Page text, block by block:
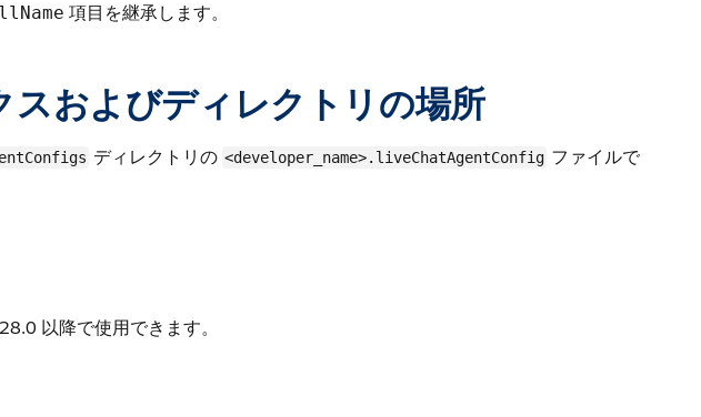
項目を継承します。
スおよびディレクトリの場所
ディレクトリの <developer_name>.liveChatAgentConfig ファイルで
以降で使用できます。